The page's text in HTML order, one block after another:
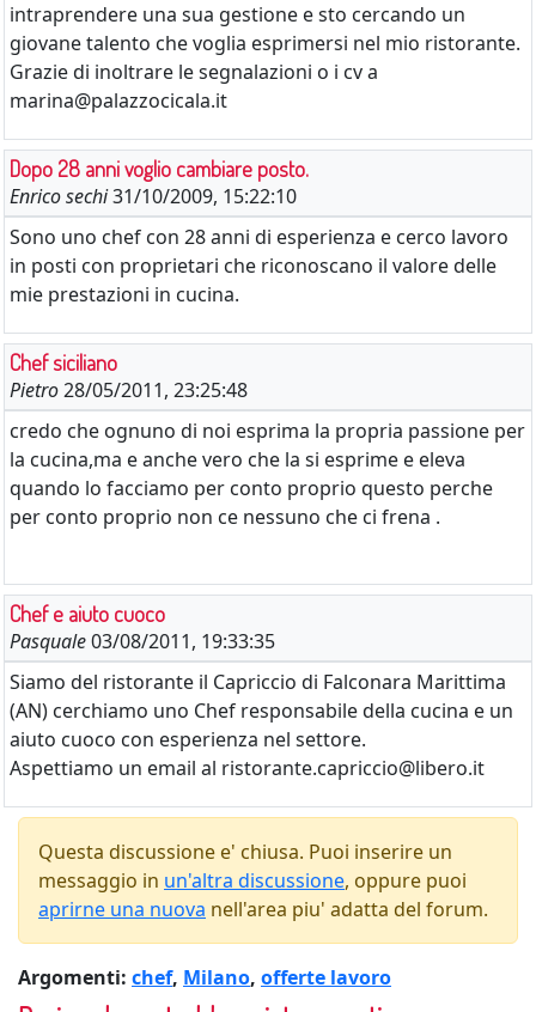
intraprendere una sua gestione e sto cercando un
giovane talento che voglia esprimersi nel mio ristorante.
Grazie di inoltrare le segnalazioni o i cv a
marina@palazzocicala.it
Dopo 28 anni voglio cambiare posto.
Enrico sechi31/10/2009, 15:22:10
Sono uno chef con 28 anni di esperienza e cerco lavoro
in posti con proprietari che riconoscano il valore delle
mie prestazioni in cucina.
Chef siciliano
Pietro28/05/2011, 23:25:48
credo che ognuno di noi esprima la propria passione per
la cucina,ma e anche vero che la si esprime e eleva
quando lo facciamo per conto proprio questo perche
per conto proprio non ce nessuno che ci frena .
Chef e aiuto cuoco
Pasquale03/08/2011, 19:33:35
Siamo del ristorante il Capriccio di Falconara Marittima
(AN) cerchiamo uno Chef responsabile della cucina e un
aiuto cuoco con esperienza nel settore.
Aspettiamo un email al ristorante.capriccio@libero.it
Questa discussione e' chiusa. Puoi inserire un
messaggio in un'altra discussione, oppure puoi
aprirne una nuova nell'area piu' adatta del forum.
Argomenti: chef, Milano, offerte lavoro